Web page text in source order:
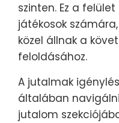
szinten. Ez a
játékosok
közel állnak a
feloldásához.
A jutalmak
általában
jutalom